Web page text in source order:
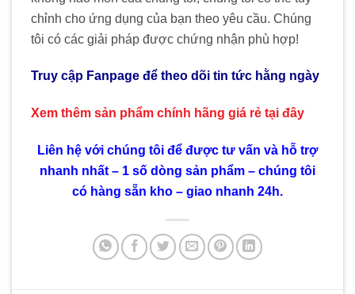
chỉnh cho ứng dụng của bạn theo yêu cầu. Chúng
tôi có các giải pháp được chứng nhận phù hợp!
Truy cập Fanpage để theo dõi tin tức hằng ngày
Xem thêm sản phẩm chính hãng giá rẻ tại đây
Liên hệ với chúng tôi để được tư vấn và hỗ trợ
nhanh nhất – 1 số dòng sản phẩm – chúng tôi
có hàng sẵn kho – giao nhanh 24h.